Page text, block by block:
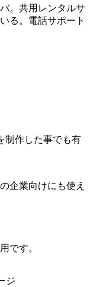
。共用レンタルサ
る。電話サポート
制作した事でも有
企業向けにも使え
です。
ジ